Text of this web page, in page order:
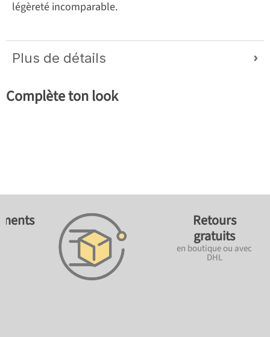
légèreté incomparable.
Plus de détails
Complète ton look
Retours
gratuits
en boutique ou avec
DHL